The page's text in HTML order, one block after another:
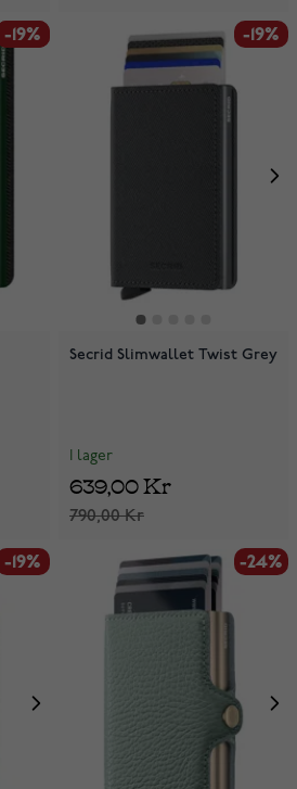
-19%
-19% -19%
Secrid Slimwallet Twist Grey
I lager
790,00 Kr
639,00 Kr
-19% -24%